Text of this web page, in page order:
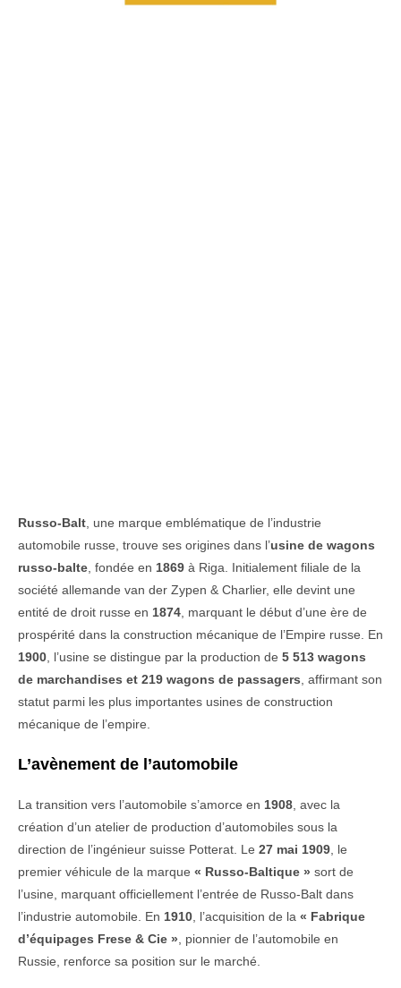
Russo-Balt , une marque emblématique de l’industrie
automobile russe, trouve ses origines dans l’usine de wagons
russo-balte , fondée en 1869 à Riga. Initialement filiale de la
société allemande van der Zypen & Charlier, elle devint une
entité de droit russe en 1874 , marquant le début d’une ère de
prospérité dans la construction mécanique de l’Empire russe. En
1900 , l’usine se distingue par la production de 5 513 wagons
de marchandises et 219 wagons de passagers , affirmant son
statut parmi les plus importantes usines de construction
mécanique de l’empire.
L’avènement de l’automobile
La transition vers l’automobile s’amorce en 1908 , avec la
création d’un atelier de production d’automobiles sous la
direction de l’ingénieur suisse Potterat. Le 27 mai 1909 , le
premier véhicule de la marque « Russo-Baltique » sort de
l’usine, marquant officiellement l’entrée de Russo-Balt dans
l’industrie automobile. En 1910 , l’acquisition de la « Fabrique
d’équipages Frese & Cie » , pionnier de l’automobile en
Russie, renforce sa position sur le marché.